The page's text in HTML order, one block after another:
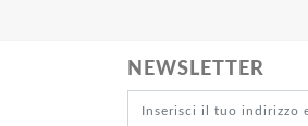
NEWSLETTER